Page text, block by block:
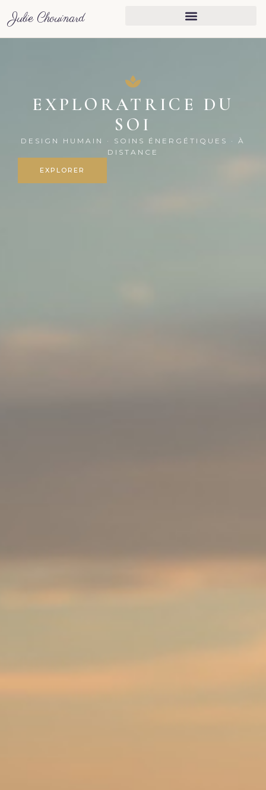
Julie Chouinard
EXPLORATRICE DU
SOI
DESIGN HUMAIN · SOINS ÉNERGÉTIQUES · À
DISTANCE
EXPLORER